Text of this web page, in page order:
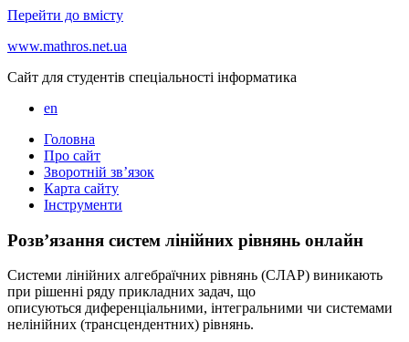
Перейти до вмісту
www.mathros.net.ua
Сайт для студентів спеціальності інформатика
en
Головна
Про сайт
Зворотній зв’язок
Карта сайту
Інструменти
Розв’язання систем лінійних рівнянь онлайн
Системи лінійних алгебраїчних рівнянь (СЛАР) виникають
при рішенні ряду прикладних задач, що
описуються диференціальними, інтегральними чи системами
нелінійних (трансцендентних) рівнянь.